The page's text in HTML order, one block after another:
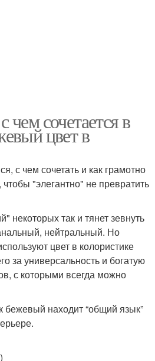
чем сочетается в
цвет в
с чем сочетать и как грамотно
"элегантно" не превратить
некоторых так и тянет зевнуть
нейтральный. Но
цвет в колористике
за универсальность и богатую
с которыми всегда можно
бежевый находит “общий язык”